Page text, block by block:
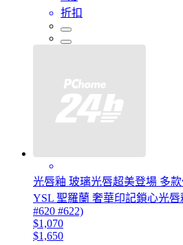
折扣
光唇釉 玻璃光唇超美登場 多
YSL 聖羅蘭 奢華印記鎖心光唇
#620 #622)
$1,070
$1,650